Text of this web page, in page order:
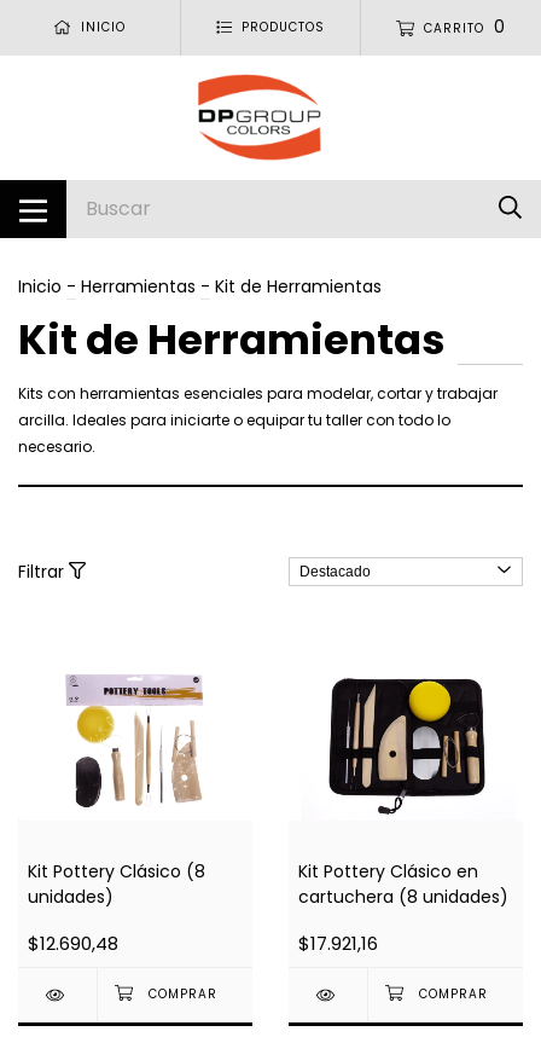
INICIO PRODUCTOS CARRITO 0
Inicio - Herramientas - Kit de Herramientas
Kit de Herramientas
Kits con herramientas esenciales para modelar, cortar y trabajar
arcilla. Ideales para iniciarte o equipar tu taller con todo lo
necesario.
Filtrar
Kit Pottery Clásico (8
unidades)
$12.690,48
Kit Pottery Clásico en
cartuchera (8 unidades)
$17.921,16